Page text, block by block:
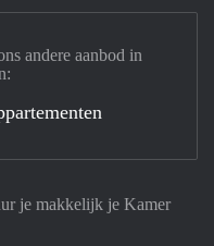
je makkelijk je Kamer
andere aanbod in